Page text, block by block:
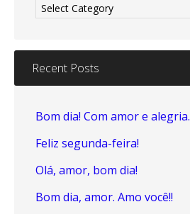
Recent Posts
Bom dia! Com amor e alegria.
Feliz segunda-feira!
Olá, amor, bom dia!
Bom dia, amor. Amo você!!